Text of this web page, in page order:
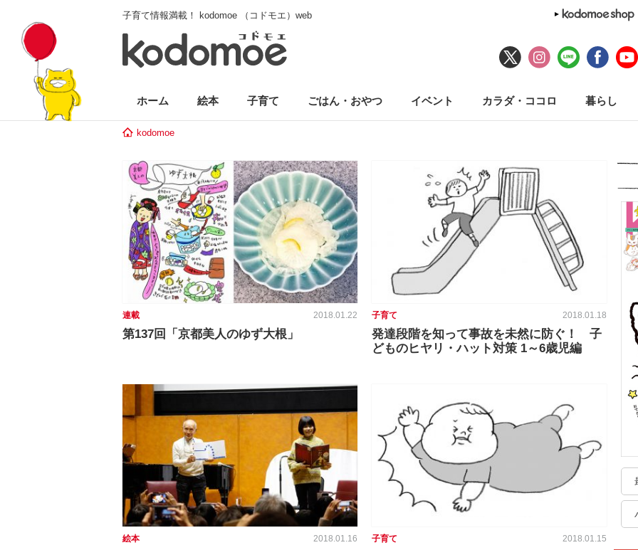
子育て情報満載！ kodomoe （コドモエ）web
ホーム 絵本 子育て ごはん・おやつ イベント カラダ・ココロ 暮らし
kodomoe
連載 2018.01.22
第137回「京都美人のゆず大根」
子育て 2018.01.18
発達段階を知って事故を未然に防ぐ！ 子
どものヒヤリ・ハット対策 1～6歳児編
絵本 2018.01.16 子育て 2018.01.15